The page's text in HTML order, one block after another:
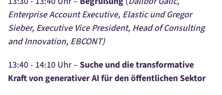
Enterprise Account Executive, Elastic und Gregor
Sieber, Executive Vice President, Head of Consulting
and Innovation, EBCONT)
13:40 - 14:10 Uhr – Suche und die transformative
Kraft von generativer AI für den öffentlichen Sektor